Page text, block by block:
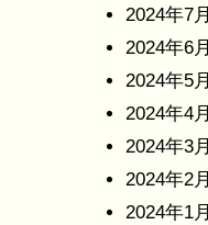
2024年7月
2024年6月
2024年5月
2024年4月
2024年3月
2024年2月
2024年1月